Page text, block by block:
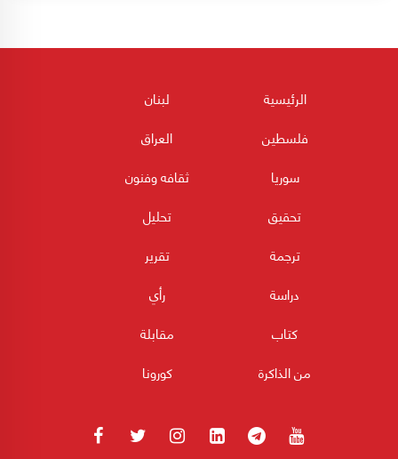
الرئيسية
لبنان
فلسطين
العراق
سوريا
ثقافه وفنون
تحقيق
تحليل
ترجمة
تقرير
دراسة
رأي
كتاب
مقابلة
من الذاكرة
كورونا